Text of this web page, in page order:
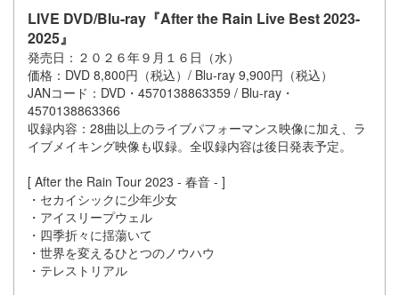
LIVE DVD/Blu-ray『After the Rain Live Best 2023-
2025』
発売日：２０２６年９月１６日（水）
価格：DVD 8,800円（税込）/ Blu-ray 9,900円（税込）
JANコード：DVD・4570138863359 / Blu-ray・
4570138863366
収録内容：28曲以上のライブパフォーマンス映像に加え、ラ
イブメイキング映像も収録。全収録内容は後日発表予定。
[ After the Rain Tour 2023 - 春音 - ]
・セカイシックに少年少女
・アイスリープウェル
・四季折々に揺蕩いて
・世界を変えるひとつのノウハウ
・テレストリアル